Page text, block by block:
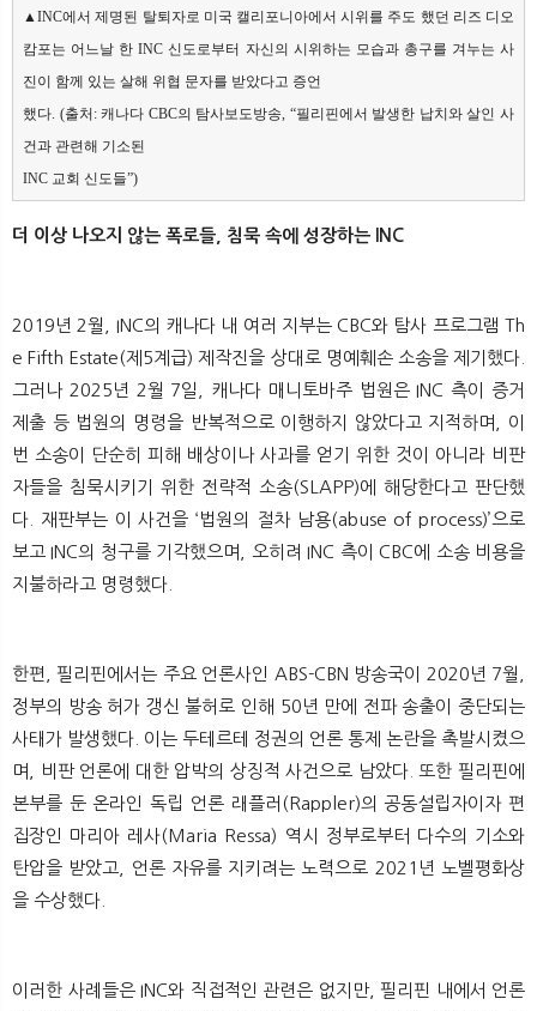
▲INC에서 제명된 탈퇴자로 미국 캘리포니아에서 시위를 주도 했던 리즈 디오
캄포는 어느날 한 INC 신도로부터 자신의 시위하는 모습과 총구를 겨누는 사
진이 함께 있는 살해 위협 문자를 받았다고 증언
했다. (출처: 캐나다 CBC의 탐사보도방송, “필리핀에서 발생한 납치와 살인 사
건과 관련해 기소된
INC 교회 신도들”)
더 이상 나오지 않는 폭로들, 침묵 속에 성장하는 INC
2019년 2월, INC의 캐나다 내 여러 지부는 CBC와 탐사 프로그램 Th
e Fifth Estate(제5계급) 제작진을 상대로 명예훼손 소송을 제기했다.
그러나 2025년 2월 7일, 캐나다 매니토바주 법원은 INC 측이 증거
제출 등 법원의 명령을 반복적으로 이행하지 않았다고 지적하며, 이
번 소송이 단순히 피해 배상이나 사과를 얻기 위한 것이 아니라 비판
자들을 침묵시키기 위한 전략적 소송(SLAPP)에 해당한다고 판단했
다. 재판부는 이 사건을 ‘법원의 절차 남용(abuse of process)’으로
보고 INC의 청구를 기각했으며, 오히려 INC 측이 CBC에 소송 비용을
지불하라고 명령했다.
한편, 필리핀에서는 주요 언론사인 ABS-CBN 방송국이 2020년 7월,
정부의 방송 허가 갱신 불허로 인해 50년 만에 전파 송출이 중단되는
사태가 발생했다. 이는 두테르테 정권의 언론 통제 논란을 촉발시켰으
며, 비판 언론에 대한 압박의 상징적 사건으로 남았다. 또한 필리핀에
본부를 둔 온라인 독립 언론 래플러(Rappler)의 공동설립자이자 편
집장인 마리아 레사(Maria Ressa) 역시 정부로부터 다수의 기소와
탄압을 받았고, 언론 자유를 지키려는 노력으로 2021년 노벨평화상
을 수상했다.
이러한 사례들은 INC와 직접적인 관련은 없지만, 필리핀 내에서 언론